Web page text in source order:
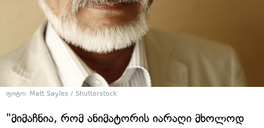
ფოტო: Matt Sayles / Shutterstock
"მიმაჩნია, რომ ანიმატორის იარაღი მხოლოდ